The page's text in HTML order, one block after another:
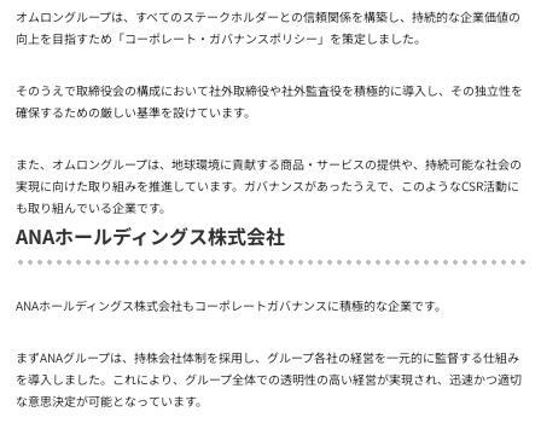
オムロングループは、すべてのステークホルダーとの信頼関係を構築し、持続的な企業価値の
向上を目指すため「コーポレート・ガバナンスポリシー」を策定しました。
そのうえで取締役会の構成において社外取締役や社外監査役を積極的に導入し、その独立性を
確保するための厳しい基準を設けています。
また、オムロングループは、地球環境に貢献する商品・サービスの提供や、持続可能な社会の
実現に向けた取り組みを推進しています。ガバナンスがあったうえで、このようなCSR活動に
も取り組んでいる企業です。
ANAホールディングス株式会社
ANAホールディングス株式会社もコーポレートガバナンスに積極的な企業です。
まずANAグループは、持株会社体制を採用し、グループ各社の経営を一元的に監督する仕組み
を導入しました。これにより、グループ全体での透明性の高い経営が実現され、迅速かつ適切
な意思決定が可能となっています。